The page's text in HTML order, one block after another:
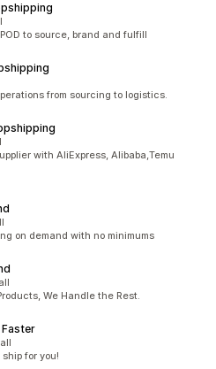
to source, brand and fulfill
from sourcing to logistics.
with AliExpress, Alibaba,Temu
on demand with no minimums
We Handle the Rest.
for you!